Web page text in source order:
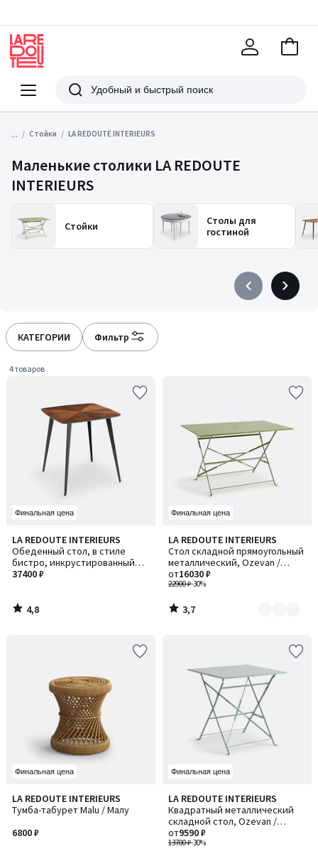
Меню
Redoute
Поиск
В
... Стойки LA REDOUTE INTERIEURS
Маленькие столики LA REDOUTE
INTERIEURS
Стойки
Столы для
гостиной
PrécédentSuivant
КАТЕГОРИИ Фильтр
4 товаров
Финальная цена
LA REDOUTE INTERIEURS
Обеденный стол, в стиле
бистро, инкрустированный
(маркетри), на 2 персоны,
37400 ₽
4,8
/ 5
4,8
/
Финальная цена
LA REDOUTE INTERIEURS
Стол складной прямоугольный
металлический, Ozevan /
Озеван
22900 ₽-30%
от16030 ₽
3,7
/ 5
Количество
цветов:
2
3,7
/
Финальная цена
LA REDOUTE INTERIEURS
Тумба-табурет Malu / Малу
6800 ₽
Финальная цена
LA REDOUTE INTERIEURS
Квадратный металлический
складной стол, Ozevan /
Озеван
13700 ₽-30%
от9590 ₽
3,6
/ 5
Количество
цветов:
2